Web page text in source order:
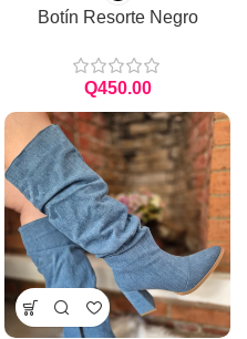
Botín Resorte Negro
Q